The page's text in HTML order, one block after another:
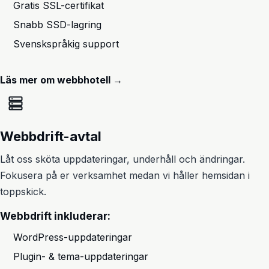
Gratis SSL-certifikat
Snabb SSD-lagring
Svenskspråkig support
Läs mer om webbhotell →
Webbdrift-avtal
Låt oss sköta uppdateringar, underhåll och ändringar.
Fokusera på er verksamhet medan vi håller hemsidan i
toppskick.
Webbdrift inkluderar:
WordPress-uppdateringar
Plugin- & tema-uppdateringar